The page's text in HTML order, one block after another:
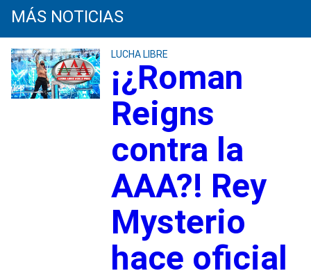
MÁS NOTICIAS
LUCHA LIBRE
¡¿Roman
Reigns
contra la
AAA?! Rey
Mysterio
hace oficial